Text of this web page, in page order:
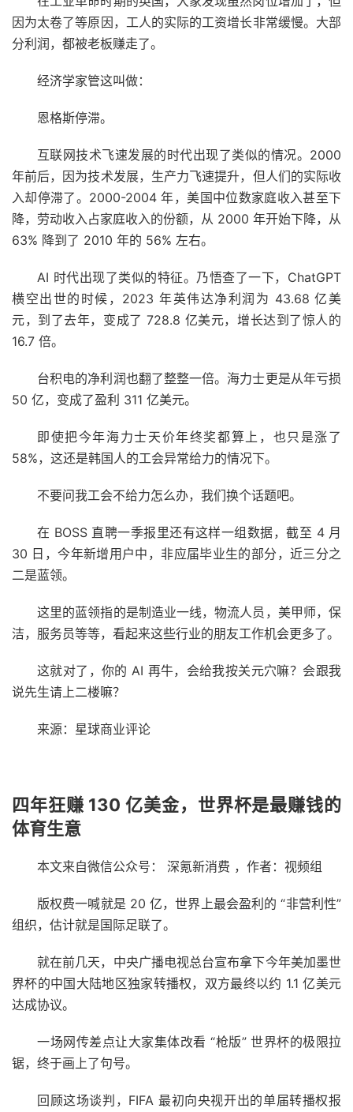
因为太卷了等原因，工人的实际的工资增长非常缓慢。大部
分利润，都被老板赚走了。
经济学家管这叫做：
恩格斯停滞。
互联网技术飞速发展的时代出现了类似的情况。2000
年前后，因为技术发展，生产力飞速提升，但人们的实际收
入却停滞了。2000-2004 年，美国中位数家庭收入甚至下
降，劳动收入占家庭收入的份额，从 2000 年开始下降，从
63% 降到了 2010 年的 56% 左右。
AI 时代出现了类似的特征。乃悟查了一下，ChatGPT
横空出世的时候，2023 年英伟达净利润为 43.68 亿美
元，到了去年，变成了 728.8 亿美元，增长达到了惊人的
16.7 倍。
台积电的净利润也翻了整整一倍。海力士更是从年亏损
50 亿，变成了盈利 311 亿美元。
即使把今年海力士天价年终奖都算上，也只是涨了
58%，这还是韩国人的工会异常给力的情况下。
不要问我工会不给力怎么办，我们换个话题吧。
在 BOSS 直聘一季报里还有这样一组数据，截至 4 月
30 日，今年新增用户中，非应届毕业生的部分，近三分之
二是蓝领。
这里的蓝领指的是制造业一线，物流人员，美甲师，保
洁，服务员等等，看起来这些行业的朋友工作机会更多了。
这就对了，你的 AI 再牛，会给我按关元穴嘛？会跟我
说先生请上二楼嘛？
来源：星球商业评论
四年狂赚 130 亿美金，世界杯是最赚钱的
体育生意
本文来自微信公众号： 深氪新消费 ，作者：视频组
版权费一喊就是 20 亿，世界上最会盈利的 “非营利性”
组织，估计就是国际足联了。
就在前几天，中央广播电视总台宣布拿下今年美加墨世
界杯的中国大陆地区独家转播权，双方最终以约 1.1 亿美元
达成协议。
一场网传差点让大家集体改看 “枪版” 世界杯的极限拉
锯，终于画上了句号。
回顾这场谈判，FIFA 最初向央视开出的单届转播权报